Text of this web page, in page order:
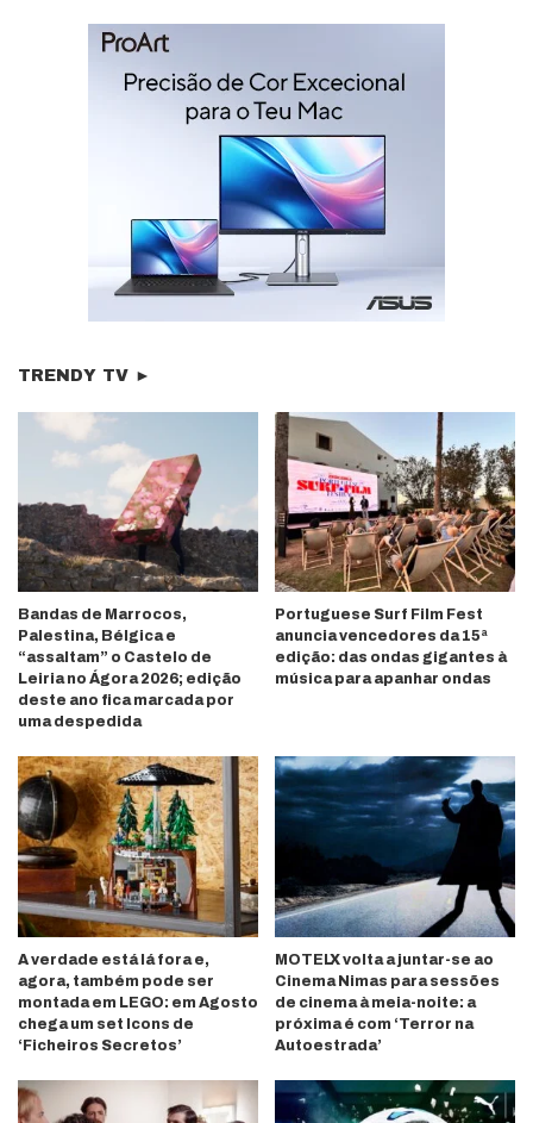
TRENDY TV ►
Bandas de Marrocos,
Palestina, Bélgica e
“assaltam” o Castelo de
Leiria no Ágora 2026; edição
deste ano fica marcada por
uma despedida
Portuguese Surf Film Fest
anuncia vencedores da 15ª
edição: das ondas gigantes à
música para apanhar ondas
A verdade está lá fora e,
agora, também pode ser
montada em LEGO: em Agosto
chega um set Icons de
‘Ficheiros Secretos’
MOTELX volta a juntar-se ao
Cinema Nimas para sessões
de cinema à meia-noite: a
próxima é com ‘Terror na
Autoestrada’